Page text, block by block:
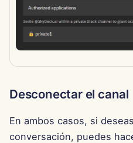
Desconectar el canal
En ambos casos, si
conversación, puedes